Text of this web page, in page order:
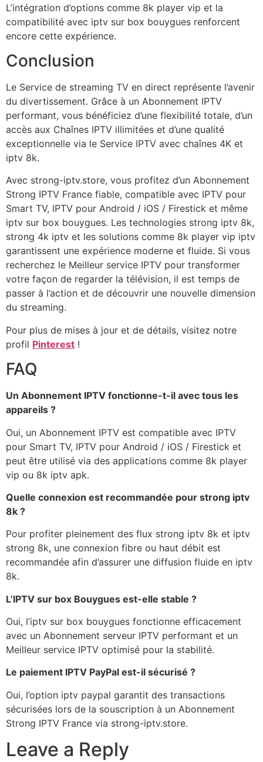
L’intégration d’options comme 8k player vip et la
compatibilité avec iptv sur box bouygues renforcent
encore cette expérience.
Conclusion
Le Service de streaming TV en direct représente l’avenir
du divertissement. Grâce à un Abonnement IPTV
performant, vous bénéficiez d’une flexibilité totale, d’un
accès aux Chaînes IPTV illimitées et d’une qualité
exceptionnelle via le Service IPTV avec chaînes 4K et
iptv 8k.
Avec strong-iptv.store, vous profitez d’un Abonnement
Strong IPTV France fiable, compatible avec IPTV pour
Smart TV, IPTV pour Android / iOS / Firestick et même
iptv sur box bouygues. Les technologies strong iptv 8k,
strong 4k iptv et les solutions comme 8k player vip iptv
garantissent une expérience moderne et fluide. Si vous
recherchez le Meilleur service IPTV pour transformer
votre façon de regarder la télévision, il est temps de
passer à l’action et de découvrir une nouvelle dimension
du streaming.
Pour plus de mises à jour et de détails, visitez notre
profil Pinterest !
FAQ
Un Abonnement IPTV fonctionne-t-il avec tous les
appareils ?
Oui, un Abonnement IPTV est compatible avec IPTV
pour Smart TV, IPTV pour Android / iOS / Firestick et
peut être utilisé via des applications comme 8k player
vip ou 8k iptv apk.
Quelle connexion est recommandée pour strong iptv
8k ?
Pour profiter pleinement des flux strong iptv 8k et iptv
strong 8k, une connexion fibre ou haut débit est
recommandée afin d’assurer une diffusion fluide en iptv
8k.
L’IPTV sur box Bouygues est-elle stable ?
Oui, l’iptv sur box bouygues fonctionne efficacement
avec un Abonnement serveur IPTV performant et un
Meilleur service IPTV optimisé pour la stabilité.
Le paiement IPTV PayPal est-il sécurisé ?
Oui, l’option iptv paypal garantit des transactions
sécurisées lors de la souscription à un Abonnement
Strong IPTV France via strong-iptv.store.
Leave a Reply